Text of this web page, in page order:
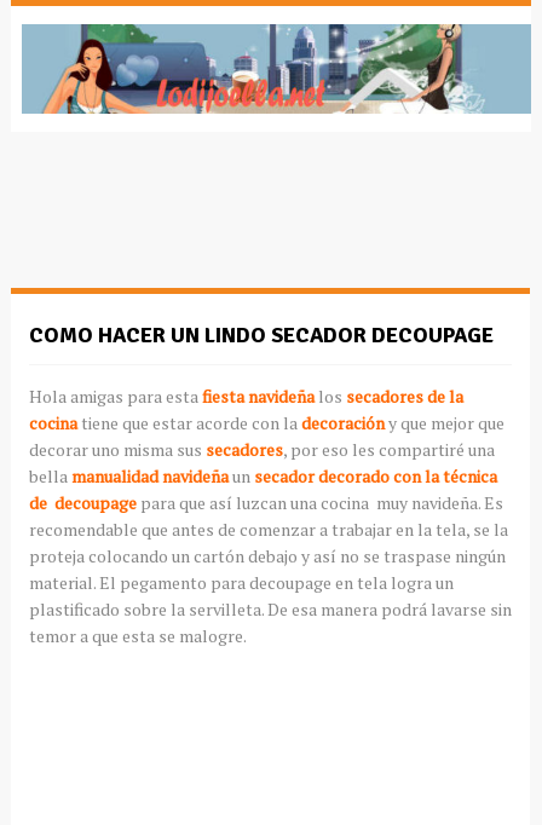
COMO HACER UN LINDO SECADOR DECOUPAGE
Hola amigas para esta fiesta navideñalos secadores de la
cocinatiene que estar acorde con la decoracióny que mejor que
decorar uno misma sus secadores, por eso les compartiré una
bella manualidad navideñaun secador decorado con la técnica
de decoupage para que así luzcan una cocina muy navideña. Es
recomendable que antes de comenzar a trabajar en la tela, se la
proteja colocando un cartón debajo y así no se traspase ningún
material. El pegamento para decoupage en tela logra un
plastificado sobre la servilleta. De esa manera podrá lavarse sin
temor a que esta se malogre.